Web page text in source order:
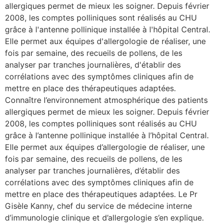
santé
santé
au CHU
& patrimoine
allergiques permet de mieux les soigner. Depuis février
2008, les comptes polliniques sont réalisés au CHU
grâce à l'antenne pollinique installée à l'hôpital Central.
Elle permet aux équipes d'allergologie de réaliser, une
fois par semaine, des recueils de pollens, de les
analyser par tranches journalières, d'établir des
corrélations avec des symptômes cliniques afin de
mettre en place des thérapeutiques adaptées.
Connaître l’environnement atmosphérique des patients
allergiques permet de mieux les soigner. Depuis février
2008, les comptes polliniques sont réalisés au CHU
grâce à l’antenne pollinique installée à l’hôpital Central.
Elle permet aux équipes d’allergologie de réaliser, une
fois par semaine, des recueils de pollens, de les
analyser par tranches journalières, d’établir des
corrélations avec des symptômes cliniques afin de
mettre en place des thérapeutiques adaptées. Le Pr
Gisèle Kanny, chef du service de médecine interne
d’immunologie clinique et d’allergologie s’en explique.